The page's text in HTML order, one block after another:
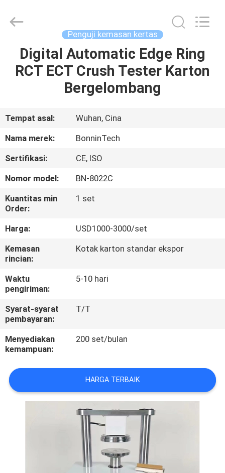
RUMAH
VIDEO
KAMI
TUR
PABRIK
KONTROL
KUALITAS
HUBUNGI
KAMI
PERMINTAAN
SITEMAP
Copyright
Technology
Penguji kemasan kertas
Digital Automatic Edge Ring
RCT ECT Crush Tester Karton
Bergelombang
Tempat asal:
Wuhan, Cina
Nama merek:
BonninTech
Sertifikasi:
CE, ISO
Nomor model:
BN-8022C
Kuantitas min
Order:
1 set
Harga:
USD1000-3000/set
Kemasan
rincian:
Kotak karton standar ekspor
Waktu
pengiriman:
5-10 hari
Syarat-syarat
pembayaran:
T/T
Menyediakan
kemampuan:
200 set/bulan
HARGA TERBAIK